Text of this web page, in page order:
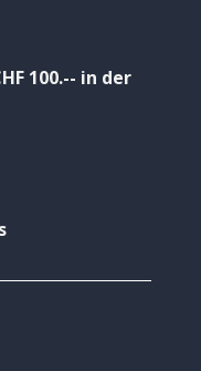
100.-- in der